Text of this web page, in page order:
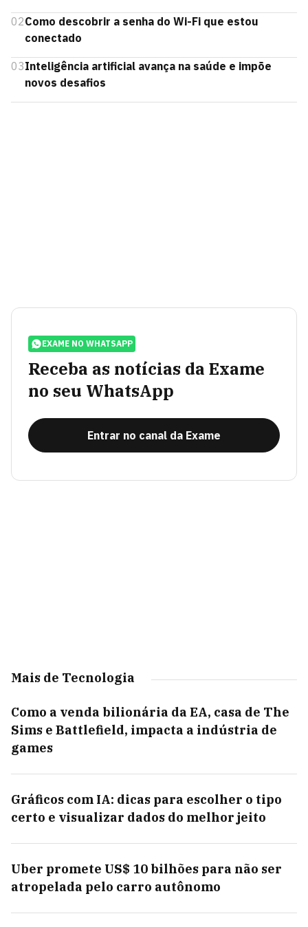
02Como descobrir a senha do Wi-Fi que estou
conectado
03Inteligência artificial avança na saúde e impõe
novos desafios
EXAME NO WHATSAPP
Receba as notícias da Exame
no seu WhatsApp
Entrar no canal da Exame
Mais de Tecnologia
Como a venda bilionária da EA, casa de The
Sims e Battlefield, impacta a indústria de
games
Gráficos com IA: dicas para escolher o tipo
certo e visualizar dados do melhor jeito
Uber promete US$ 10 bilhões para não ser
atropelada pelo carro autônomo